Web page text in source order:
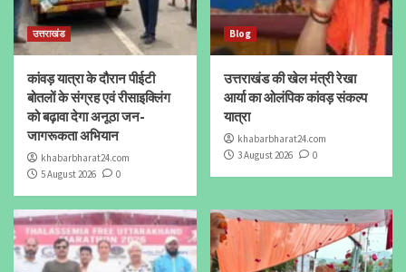
उत्तराखंड
कांवड़ यात्रा के दौरान पीईटी
बोतलों के संग्रह एवं रीसाइक्लिंग
को बढ़ावा देगा अनूठा जन-
जागरूकता अभियान
khabarbharat24.com
5 August 2026
0
Blog
उत्तराखंड की खेल मंत्री रेखा
आर्या का ओलंपिक कांवड़ संकल्प
यात्रा
khabarbharat24.com
3 August 2026
0